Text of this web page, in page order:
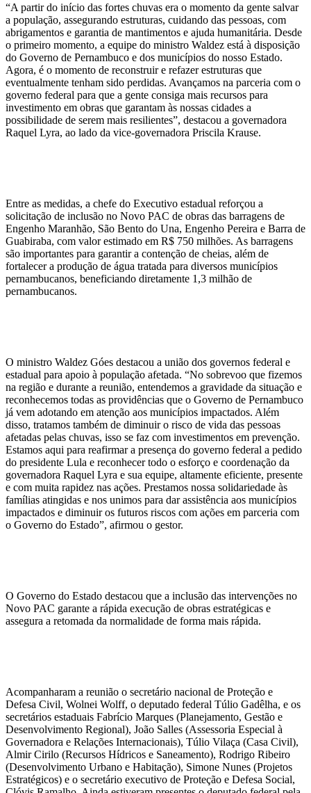
“A partir do início das fortes chuvas era o momento da gente salvar
a população, assegurando estruturas, cuidando das pessoas, com
abrigamentos e garantia de mantimentos e ajuda humanitária. Desde
o primeiro momento, a equipe do ministro Waldez está à disposição
do Governo de Pernambuco e dos municípios do nosso Estado.
Agora, é o momento de reconstruir e refazer estruturas que
eventualmente tenham sido perdidas. Avançamos na parceria com o
governo federal para que a gente consiga mais recursos para
investimento em obras que garantam às nossas cidades a
possibilidade de serem mais resilientes”, destacou a governadora
Raquel Lyra, ao lado da vice-governadora Priscila Krause.
Entre as medidas, a chefe do Executivo estadual reforçou a
solicitação de inclusão no Novo PAC de obras das barragens de
Engenho Maranhão, São Bento do Una, Engenho Pereira e Barra de
Guabiraba, com valor estimado em R$ 750 milhões. As barragens
são importantes para garantir a contenção de cheias, além de
fortalecer a produção de água tratada para diversos municípios
pernambucanos, beneficiando diretamente 1,3 milhão de
pernambucanos.
O ministro Waldez Góes destacou a união dos governos federal e
estadual para apoio à população afetada. “No sobrevoo que fizemos
na região e durante a reunião, entendemos a gravidade da situação e
reconhecemos todas as providências que o Governo de Pernambuco
já vem adotando em atenção aos municípios impactados. Além
disso, tratamos também de diminuir o risco de vida das pessoas
afetadas pelas chuvas, isso se faz com investimentos em prevenção.
Estamos aqui para reafirmar a presença do governo federal a pedido
do presidente Lula e reconhecer todo o esforço e coordenação da
governadora Raquel Lyra e sua equipe, altamente eficiente, presente
e com muita rapidez nas ações. Prestamos nossa solidariedade às
famílias atingidas e nos unimos para dar assistência aos municípios
impactados e diminuir os futuros riscos com ações em parceria com
o Governo do Estado”, afirmou o gestor.
O Governo do Estado destacou que a inclusão das intervenções no
Novo PAC garante a rápida execução de obras estratégicas e
assegura a retomada da normalidade de forma mais rápida.
Acompanharam a reunião o secretário nacional de Proteção e
Defesa Civil, Wolnei Wolff, o deputado federal Túlio Gadêlha, e os
secretários estaduais Fabrício Marques (Planejamento, Gestão e
Desenvolvimento Regional), João Salles (Assessoria Especial à
Governadora e Relações Internacionais), Túlio Vilaça (Casa Civil),
Almir Cirilo (Recursos Hídricos e Saneamento), Rodrigo Ribeiro
(Desenvolvimento Urbano e Habitação), Simone Nunes (Projetos
Estratégicos) e o secretário executivo de Proteção e Defesa Social,